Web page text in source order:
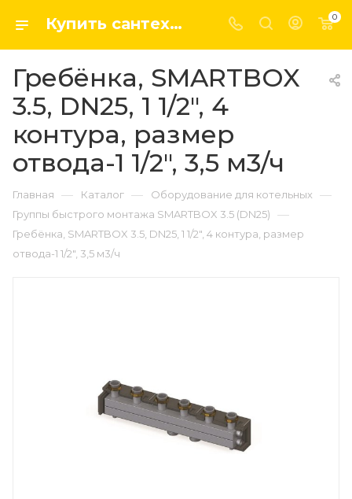
Купить сантехнику, системы отопление и водоснабжения оптом и в розницу в интернет-магазине elsen-opt.ru 0
Гребёнка, SMARTBOX
3.5, DN25, 1 1/2", 4
контура, размер
отвода-1 1/2", 3,5 м3/ч
Главная — Каталог — Оборудование для котельных —
Группы быстрого монтажа SMARTBOX 3.5 (DN25) —
Гребёнка, SMARTBOX 3.5, DN25, 1 1/2", 4 контура, размер
отвода-1 1/2", 3,5 м3/ч